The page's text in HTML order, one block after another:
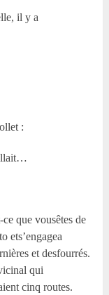
il y a
:
que vousêtes de
ets’engagea
et desfourrés.
qui
cinq routes.